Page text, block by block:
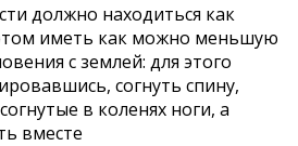
должно находиться как
иметь как можно меньшую
с землей: для этого
согнуть спину,
в коленях ноги, а
вместе